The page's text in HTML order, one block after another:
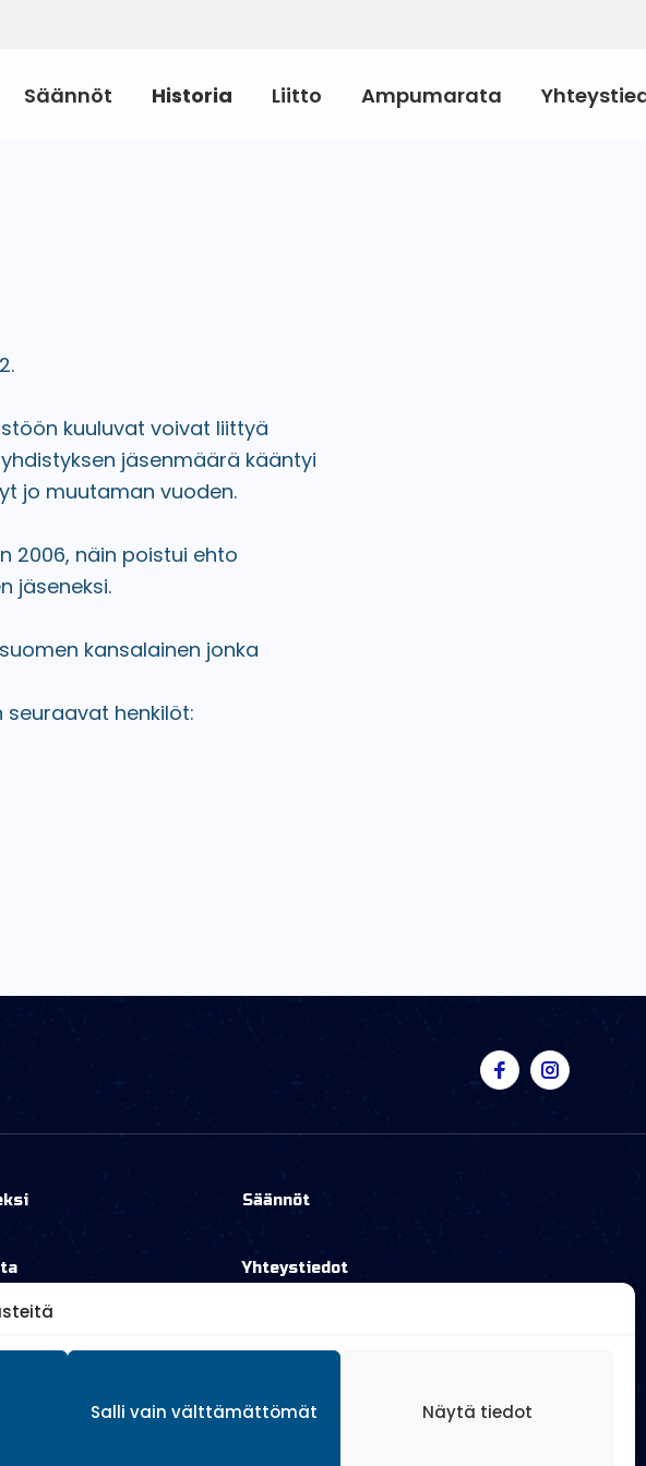
Salli vain välttämättömät Näytä tiedot
Säännöt Historia Liitto Ampumarata
kuuluvat voivat liittyä
jäsenmäärä kääntyi
jo muutaman vuoden.
2006, näin poistui ehto
jäseneksi.
kansalainen jonka
henkilöt:
Säännöt
Yhteystiedot